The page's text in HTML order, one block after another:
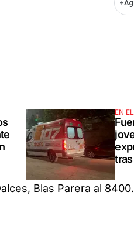
+
EN
Blas Parera al 8400.